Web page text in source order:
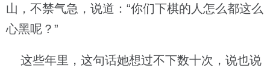
山，不禁气急，说道：“你们下棋的人怎么都这么
心黑呢？”
这些年里，这句话她想过不下数十次，说也说